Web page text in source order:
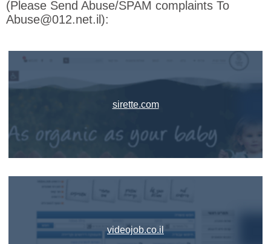
(Please Send Abuse/SPAM complaints To
Abuse@012.net.il):
sirette.com
videojob.co.il